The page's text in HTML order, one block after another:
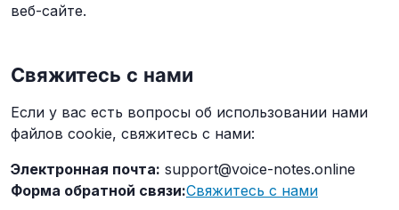
веб-сайте.
Свяжитесь с нами
Если у вас есть вопросы об использовании нами
файлов cookie, свяжитесь с нами:
Электронная почта: support@voice-notes.online
Форма обратной связи:Свяжитесь с нами